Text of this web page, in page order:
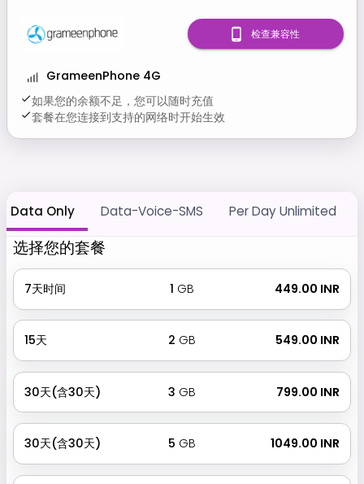
GrameenPhone 4G
如果您的余额不足，您可以随时充值
套餐在您连接到支持的网络时开始生效
检查兼容性
Data Only Data-Voice-SMS Per Day Unlimited
选择您的套餐
7天时间 1 GB ₹ 449.00 INR
15天 2 GB ₹ 549.00 INR
30天(含30天) 3 GB ₹ 799.00 INR
30天(含30天) 5 GB ₹ 1049.00 INR